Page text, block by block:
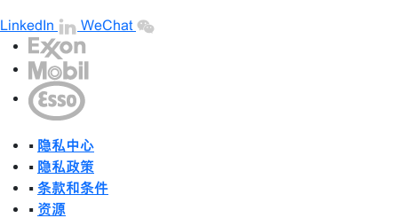
LinkedIn WeChat
• 隐私中心
• 隐私政策
• 条款和条件
• 资源